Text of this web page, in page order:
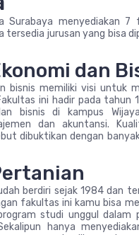
Surabaya menyediakan
tersedia jurusan yang bisa
dan
bisnis memiliki visi
ini hadir pada
bisnis di kampus
dan akuntansi.
dibuktikan dengan
berdiri sejak 1984 dan
fakultas ini kamu bisa
studi unggul dalam
hanya